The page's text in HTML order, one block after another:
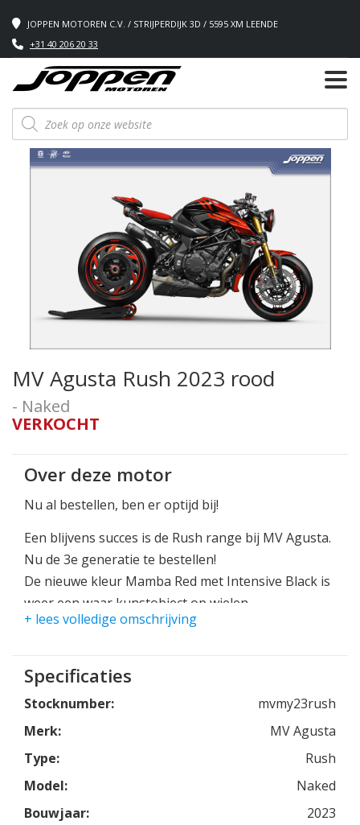
JOPPEN MOTOREN C.V. / STRIJPERDIJK 3D / 5595 XM LEENDE
+31 40 206 20 33
Producten
zoeken
MV Agusta Rush 2023 rood
- Naked
VERKOCHT
Over deze motor
Nu al bestellen, ben er optijd bij!
Een blijvens succes is de Rush range bij MV Agusta.
Nu de 3e generatie te bestellen!
De nieuwe kleur Mamba Red met Intensive Black is
weer een waar kunstobject op wielen.
het complete uitlaatsysteem van Arrow in uitblinkt!
Binnenkort meer informatie.
+ lees volledige omschrijving
Specificaties
Stocknumber:
mvmy23rush
Merk:
MV Agusta
Type:
Rush
Model:
Naked
Bouwjaar:
2023